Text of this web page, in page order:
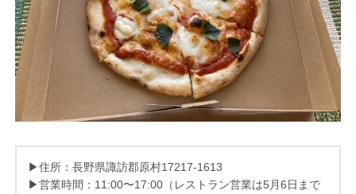
▶住所：⻑野県諏訪郡原村17217-1613
▶営業時間：11:00〜17:00（レストラン営業は5月6日まで